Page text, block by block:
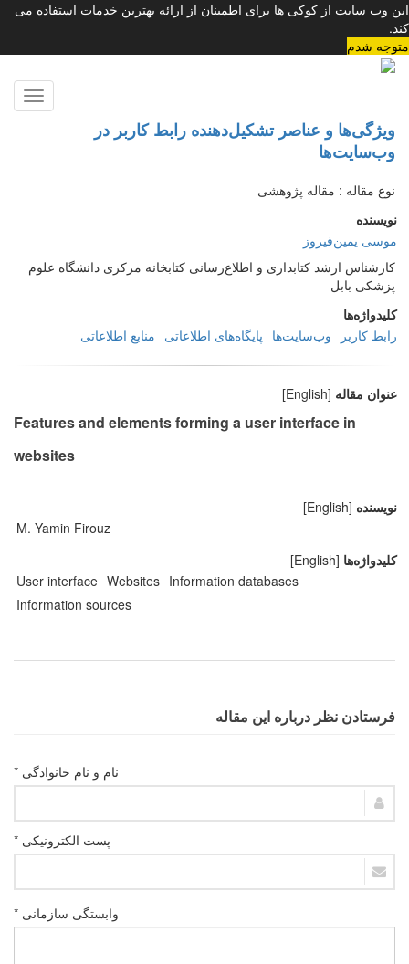
این وب سایت از کوکی ها برای اطمینان از ارائه بهترین خدمات استفاده می
کند.
متوجه شدم
ویژگی‌ها و عناصر تشکیل‌دهنده رابط کاربر در
وب‌سایت‌ها
نوع مقاله : مقاله پژوهشی
نویسنده
موسی یمین‌فیروز
کارشناس ارشد کتابداری و اطلاع‌رسانی کتابخانه مرکزی دانشگاه علوم
پزشکی بابل
کلیدواژه‌ها
رابط کاربر
وب‌سایت‌ها پایگاه‌های اطلاعاتی منابع اطلاعاتی
عنوان مقاله [English]
Features and elements forming a user interface in
websites
نویسنده [English]
M. Yamin Firouz
کلیدواژه‌ها [English]
User interface Websites Information databases
Information sources
فرستادن نظر درباره این مقاله
نام و نام خانوادگی *
پست الکترونیکی *
وابستگی سازمانی *